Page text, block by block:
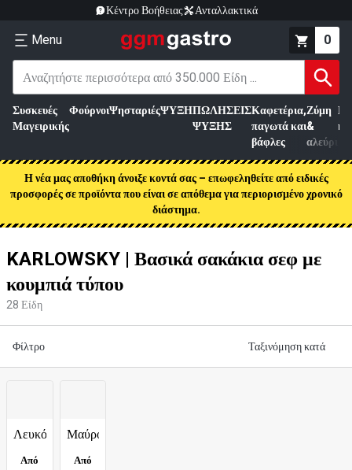
Κέντρο Βοήθειας Ανταλλακτικά
Menu 0
Συσκευές
Μαγειρικής
ΦούρνοιΨησταριέςΨΥΞΗΠΩΛΗΣΕΙΣ
ΨΥΞΗΣ
Καφετέρια,
παγωτά και
βάφλες
Ζύμη
&
αλεύρι
Η νέα μας αποθήκη άνοιξε κοντά σας – επωφεληθείτε από ειδικές
προσφορές σε προϊόντα που είναι σε απόθεμα για περιορισμένο χρονικό
διάστημα.
KARLOWSKY | Βασικά σακάκια σεφ με
κουμπιά τύπου
28 Είδη
Φίλτρο Ταξινόμηση κατά
Λευκό
Από
Μαύρο
Από